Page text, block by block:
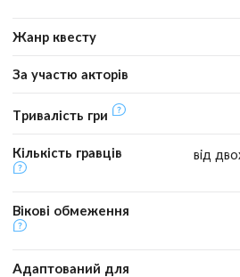
Жанр квесту
За участю акторів
Тривалість гри
Кількість гравців
від
Вікові обмеження
Адаптований для